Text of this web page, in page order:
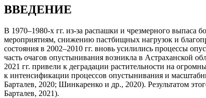
ВВЕДЕНИЕ
В 1970–1980-х гг. из-за распашки и чрезмерного выпаса
мероприятиям, снижению пастбищных нагрузок и
состояния в 2002–2010 гг. вновь усилились процессы
часть очагов опустынивания возникла в Астраханской
2021 гг. привели к деградации растительности на
к интенсификации процессов опустынивания и
Барталев, 2020; Шинкаренко и др., 2020). Результатом
Барталев, 2021).